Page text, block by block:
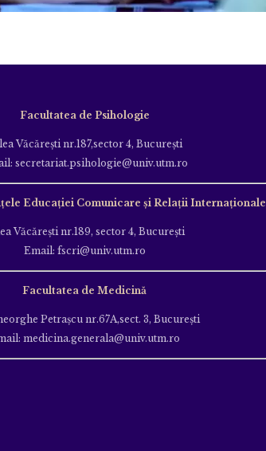
Facultatea de Psihologie
Văcăreşti nr.187,sector 4, Bucureşti
secretariat.psihologie@univ.utm.ro
Educației Comunicare și Relații Internaționale
Văcăreşti nr.189, sector 4, Bucureşti
Email: fscri@univ.utm.ro
Facultatea de Medicină
Petraşcu nr.67A,sect. 3, Bucureşti
medicina.generala@univ.utm.ro